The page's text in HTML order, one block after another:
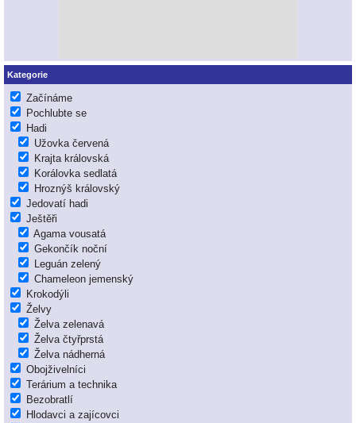
Kategorie
Začínáme
Pochlubte se
Hadi
Užovka červená
Krajta královská
Korálovka sedlatá
Hroznýš královský
Jedovatí hadi
Ještěři
Agama vousatá
Gekončík noční
Leguán zelený
Chameleon jemenský
Krokodýli
Želvy
Želva zelenavá
Želva čtyřprstá
Želva nádherná
Obojživelníci
Terárium a technika
Bezobratlí
Hlodavci a zajícovci